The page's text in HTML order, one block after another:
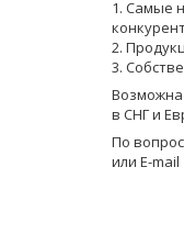
1. Самые
2.
3.
Возможна
в СНГ и
По
или E-mail